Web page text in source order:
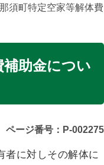
須町特定空家等解体費
補助金につい
ページ番号：P-002275
者に対しその解体に